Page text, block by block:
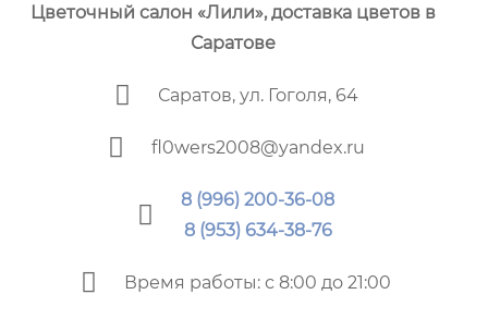
Цветочный cалон «Лили», доставка цветов в
Саратове
Саратов, ул. Гоголя, 64
fl0wers2008@yandex.ru
8 (996) 200-36-08
8 (953) 634-38-76
Время работы: с 8:00 до 21:00